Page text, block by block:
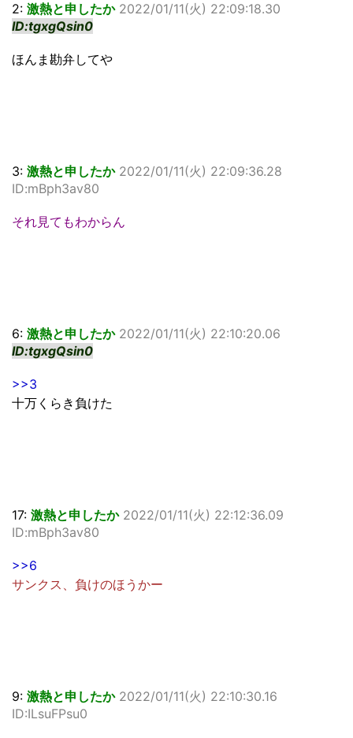
2: 激熱と申したか 2022/01/11(火) 22:09:18.30
ID:tgxgQsin0
ほんま勘弁してや
3: 激熱と申したか 2022/01/11(火) 22:09:36.28
ID:mBph3av80
それ見てもわからん
6: 激熱と申したか 2022/01/11(火) 22:10:20.06
ID:tgxgQsin0
>>3
十万くらき負けた
17: 激熱と申したか 2022/01/11(火) 22:12:36.09
ID:mBph3av80
>>6
サンクス、負けのほうかー
9: 激熱と申したか 2022/01/11(火) 22:10:30.16
ID:ILsuFPsu0